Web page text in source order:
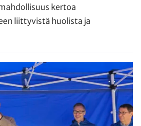
kertoa
liittyvistä huolista ja